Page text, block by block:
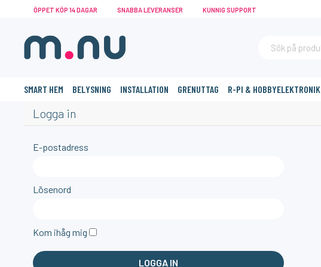
ÖPPET KÖP 14 DAGAR SNABBA LEVERANSER KUNNIG SUPPORT
SMART HEM BELYSNING INSTALLATION GRENUTTAG R-PI & HOBBYELEKTRONIK
Logga in
E-postadress
Lösenord
Kom ihåg mig